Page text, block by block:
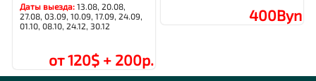
Даты выезда:13.08, 20.08,
27.08, 03.09, 10.09, 17.09, 24.09,
01.10, 08.10, 24.12, 30.12
от 120$ + 200р.
400Byn